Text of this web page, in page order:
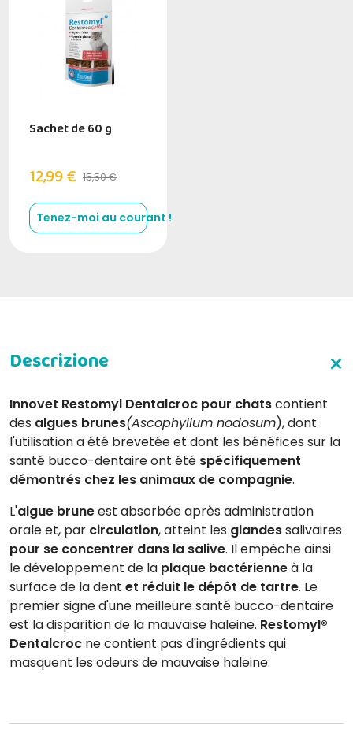
Sachet de 60 g
12,99 € 15,50 €
Tenez-moi au courant !
Innovet Restomyl Dentalcroc pour chatscontient
des algues brunes(Ascophyllum nodosum), dont
l'utilisation a été brevetée et dont les bénéfices sur la
santé bucco-dentaire ont été spécifiquement
démontrés chez les animaux de compagnie.
L'algue bruneest absorbée après administration
orale et, par circulation, atteint les glandessalivaires
pour se concentrer dans la salive. Il empêche ainsi
le développement de la plaque bactérienneà la
surface de la dent et réduit le dépôt de tartre. Le
premier signe d'une meilleure santé bucco-dentaire
est la disparition de la mauvaise haleine. Restomyl®
Dentalcroc ne contient pas d'ingrédients qui
masquent les odeurs de mauvaise haleine.